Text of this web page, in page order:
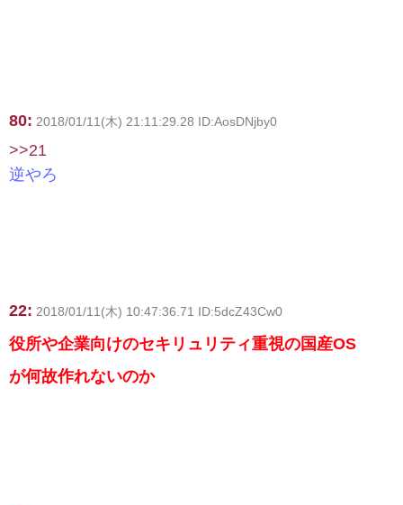
80: 2018/01/11(木) 21:11:29.28 ID:AosDNjby0
>>21
逆やろ
22: 2018/01/11(木) 10:47:36.71 ID:5dcZ43Cw0
役所や企業向けのセキリュリティ重視の国産OS
が何故作れないのか